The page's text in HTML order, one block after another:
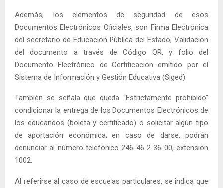
Además, los elementos de seguridad de esos
Documentos Electrónicos Oficiales, son Firma Electrónica
del secretario de Educación Pública del Estado, Validación
del documento a través de Código QR, y folio del
Documento Electrónico de Certificación emitido por el
Sistema de Información y Gestión Educativa (Siged).
También se señala que queda “Estrictamente prohibido”
condicionar la entrega de los Documentos Electrónicos de
los educandos (boleta y certificado) o solicitar algún tipo
de aportación económica; en caso de darse, podrán
denunciar al número telefónico 246 46 2 36 00, extensión
1002.
Al referirse al caso de escuelas particulares, se indica que